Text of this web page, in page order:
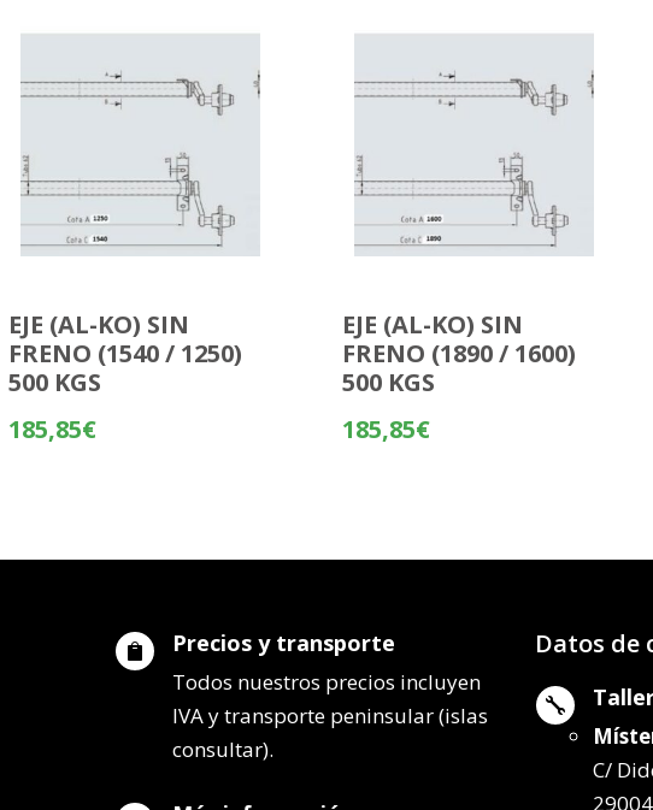
EJE (AL-KO) SIN
FRENO (1540 / 1250)
500 KGS
185,85€
EJE (AL-KO) SIN
FRENO (1890 / 1600)
500 KGS
185,85€
 Precios y transporte
Todos nuestros precios incluyen
IVA y transporte peninsular (islas
consultar).
Datos de

C/